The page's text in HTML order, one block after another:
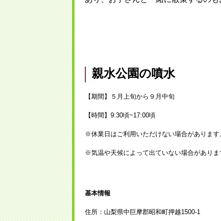
親水公園の噴水
【期間】５月上旬から９月中旬
【時間】9:30頃~17:00頃
※休業日はご利用いただけない場合があります
※気温や天候によって出ていない場合がありま
基本情報
住所：山梨県中巨摩郡昭和町押越1500-1